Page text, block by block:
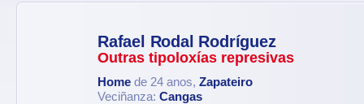
Rafael Rodal Rodríguez
Outras tipoloxías represivas
Home de 24 anos, Zapateiro
Veciñanza: Cangas